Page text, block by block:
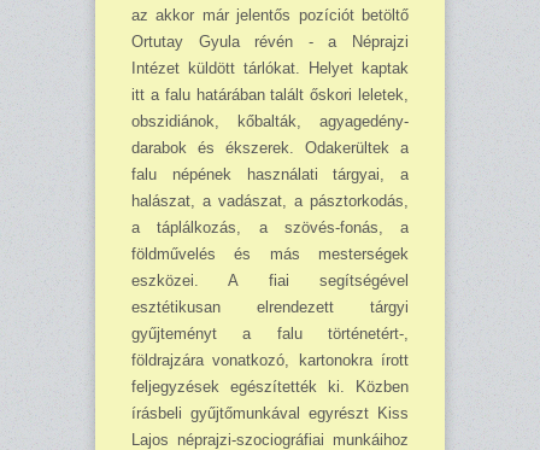
az akkor már jelentős pozíciót betöltő
Ortutay Gyula révén - a Néprajzi
Intézet küldött tárlókat. Helyet kaptak
itt a falu határában talált őskori leletek,
obszidiánok, kőbalták, agyagedény-
darabok és ékszerek. Odakerültek a
falu népének használati tárgyai, a
halászat, a vadászat, a pásztorkodás,
a táplálkozás, a szövés-fonás, a
földművelés és más mesterségek
eszközei. A fiai segítségével
esztétikusan elrendezett tárgyi
gyűjteményt a falu történetért-,
földrajzára vonatkozó, kar­tonokra írott
feljegyzések egészítették ki. Közben
írásbeli gyűjtőmunkával egyrészt Kiss
Lajos néprajzi-szociográfiai munkáihoz